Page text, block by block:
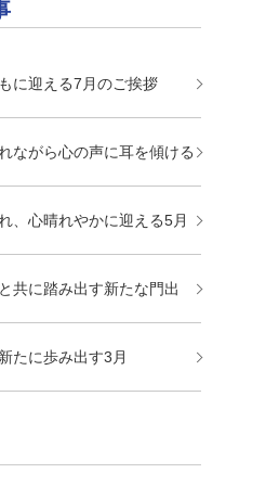
に迎える7月のご挨拶
ながら心の声に耳を傾ける
、心晴れやかに迎える5月
共に踏み出す新たな門出
たに歩み出す3月